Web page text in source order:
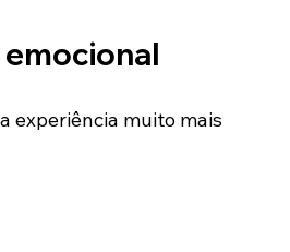
experiência muito mais